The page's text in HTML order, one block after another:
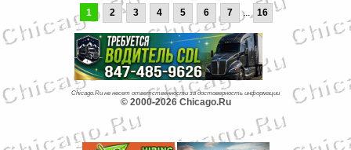
1 2 3 4 5 6 7 ... 16
Chicago.Ru не несет ответственности за достоверность информации
© 2000-2026 Chicago.Ru